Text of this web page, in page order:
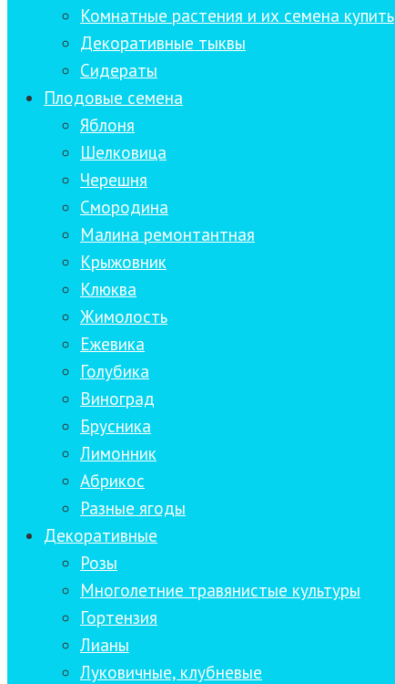
Комнатные растения и их семена купить
Декоративные тыквы
Сидераты
Плодовые семена
Яблоня
Шелковица
Черешня
Смородина
Малина ремонтантная
Крыжовник
Клюква
Жимолость
Ежевика
Голубика
Виноград
Брусника
Лимонник
Абрикос
Разные ягоды
Декоративные
Розы
Многолетние травянистые культуры
Гортензия
Лианы
Луковичные, клубневые